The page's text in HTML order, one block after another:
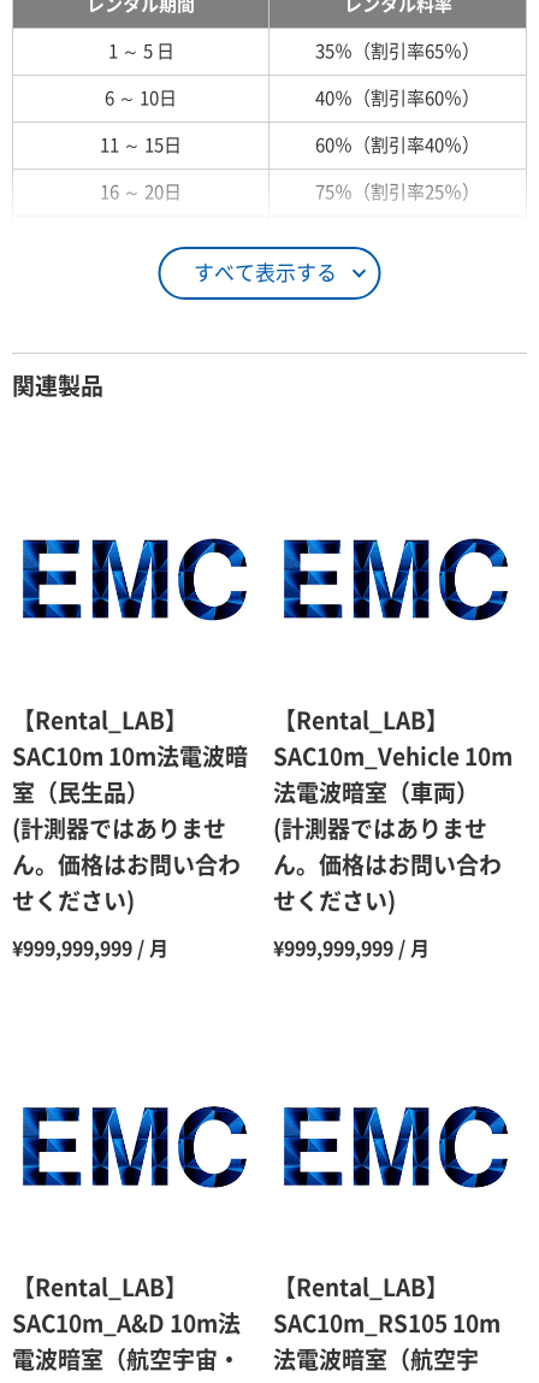
すべて表示する
レンタル期間 レンタル料率
1 ～ 5 日 35％（割引率65％）
6 ～ 10日 40％（割引率60％）
11 ～ 15日 60％（割引率40％）
16 ～ 20日 75％（割引率25％）
26日 ～ 1ヶ月 100％（割引率 0％）
3ヶ月 80％（割引率20％）
4ヶ月 75％（割引率25％）
7ヶ月 60％（割引率 40％）
8ヶ月 55％（割引率45％）
9ヶ月 50％（割引率50％）
10ヶ月 48％（割引率52％）
11ヶ月 47％（割引率53％）
関連製品
【Rental_LAB】
SAC10m 10m法電波暗
室（民生品）
(計測器ではありませ
ん。価格はお問い合わ
せください)
¥999,999,999 / 月
【Rental_LAB】
SAC10m_Vehicle 10m
法電波暗室（車両）
(計測器ではありませ
ん。価格はお問い合わ
せください)
¥999,999,999 / 月
【Rental_LAB】
SAC10m_A&D 10m法
電波暗室（航空宇宙・
【Rental_LAB】
SAC10m_RS105 10m
法電波暗室（航空宇